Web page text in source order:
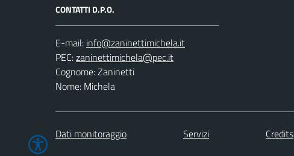
CONTATTI D.P.O.
E-mail:
PEC:
Cognome: Zaninetti
Nome: Michela
Dati monitoraggio Servizi Credits